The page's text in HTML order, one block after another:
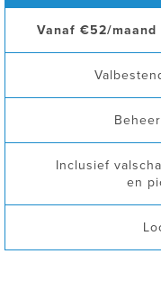
Vanaf €52/maand
Inclusief
en